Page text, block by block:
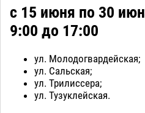
с 15 июня по 30
9:00 до 17:00
ул. Молодогвардейская;
ул. Сальская;
ул. Трилиссера;
ул. Тузуклейская.